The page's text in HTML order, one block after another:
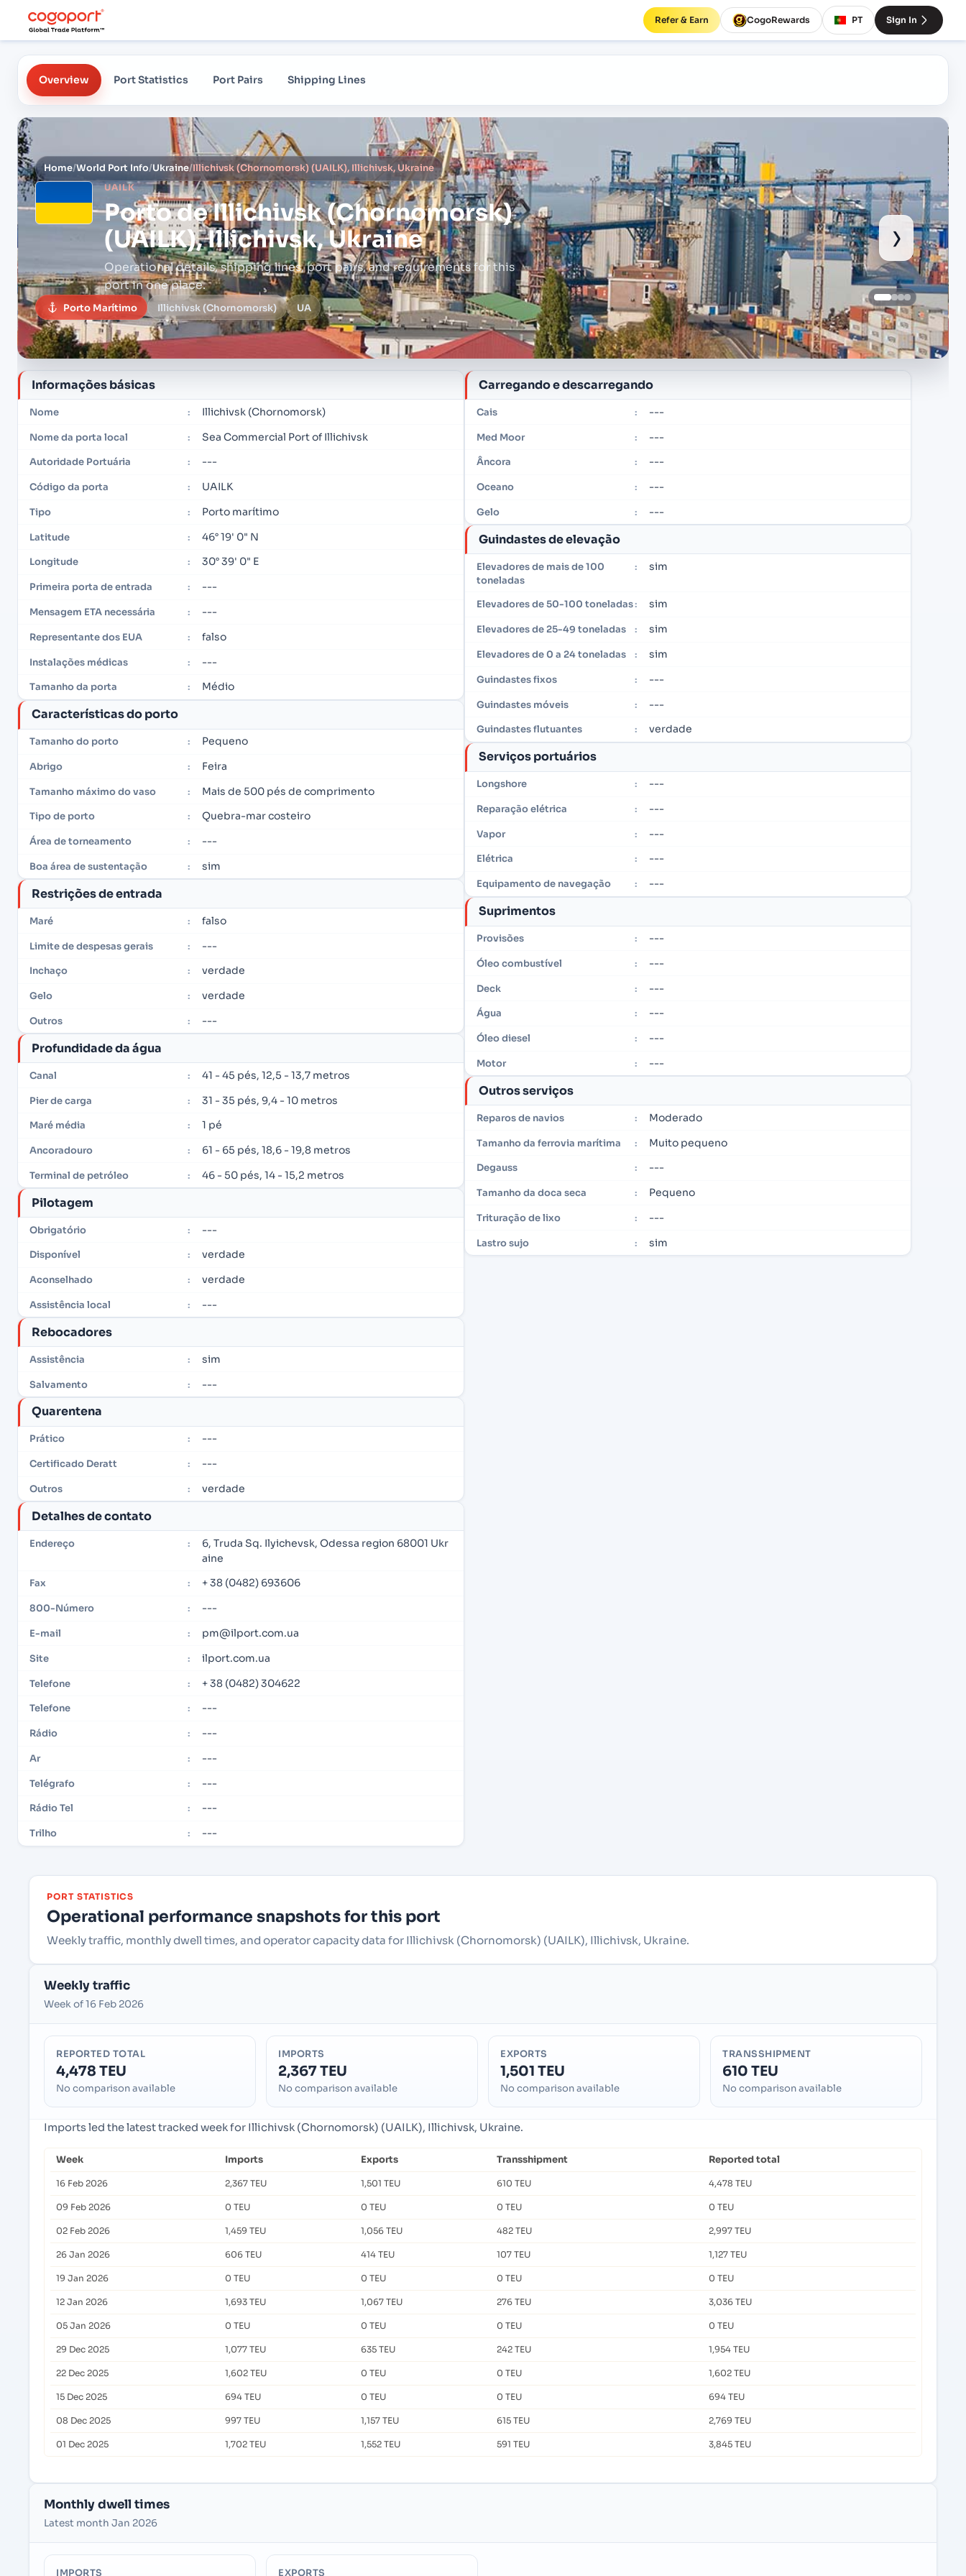
Refer & Earn CogoRewards PT Sign In
Overview Port Statistics Port Pairs Shipping Lines
Home/World Port Info/Ukraine/Illichivsk (Chornomorsk) (UAILK), Illichivsk, Ukraine
UAILK
Porto deIllichivsk (Chornomorsk)
(UAILK), Illichivsk, Ukraine
Operational details, shipping lines, port pairs, and requirements for this
port in one place.
Porto Marítimo Illichivsk (Chornomorsk) UA
›
Informações básicas
Nome : Illichivsk (Chornomorsk)
Nome da porta local : Sea Commercial Port of Illichivsk
Autoridade Portuária : ---
Código da porta : UAILK
Tipo : Porto marítimo
Latitude : 46° 19' 0" N
Longitude : 30° 39' 0" E
Primeira porta de entrada : ---
Mensagem ETA necessária : ---
Representante dos EUA : falso
Instalações médicas : ---
Tamanho da porta : Médio
Características do porto
Tamanho do porto : Pequeno
Abrigo : Feira
Tamanho máximo do vaso : Mais de 500 pés de comprimento
Tipo de porto : Quebra-mar costeiro
Área de torneamento : ---
Boa área de sustentação : sim
Restrições de entrada
Maré : falso
Limite de despesas gerais : ---
Inchaço : verdade
Gelo : verdade
Outros : ---
Profundidade da água
Canal : 41 - 45 pés, 12,5 - 13,7 metros
Pier de carga : 31 - 35 pés, 9,4 - 10 metros
Maré média : 1 pé
Ancoradouro : 61 - 65 pés, 18,6 - 19,8 metros
Terminal de petróleo : 46 - 50 pés, 14 - 15,2 metros
Pilotagem
Obrigatório : ---
Disponível : verdade
Aconselhado : verdade
Assistência local : ---
Rebocadores
Assistência : sim
Salvamento : ---
Quarentena
Prático : ---
Certificado Deratt : ---
Outros : verdade
Detalhes de contato
Endereço :
6, Truda Sq. Ilyichevsk, Odessa region 68001 Ukr
aine
Fax : + 38 (0482) 693606
800-Número : ---
E-mail : pm@ilport.com.ua
Site : ilport.com.ua
Telefone : + 38 (0482) 304622
Telefone : ---
Rádio : ---
Ar : ---
Telégrafo : ---
Rádio Tel : ---
Trilho : ---
Carregando e descarregando
Cais : ---
Med Moor : ---
Âncora : ---
Oceano : ---
Gelo : ---
Guindastes de elevação
Elevadores de mais de 100
toneladas
: sim
Elevadores de 50-100 toneladas: sim
Elevadores de 25-49 toneladas : sim
Elevadores de 0 a 24 toneladas : sim
Guindastes fixos : ---
Guindastes móveis : ---
Guindastes flutuantes : verdade
Serviços portuários
Longshore : ---
Reparação elétrica : ---
Vapor : ---
Elétrica : ---
Equipamento de navegação : ---
Suprimentos
Provisões : ---
Óleo combustível : ---
Deck : ---
Água : ---
Óleo diesel : ---
Motor : ---
Outros serviços
Reparos de navios : Moderado
Tamanho da ferrovia marítima : Muito pequeno
Degauss : ---
Tamanho da doca seca : Pequeno
Trituração de lixo : ---
Lastro sujo : sim
PORT STATISTICS
Operational performance snapshots for this port
Weekly traffic, monthly dwell times, and operator capacity data for Illichivsk (Chornomorsk) (UAILK), Illichivsk, Ukraine.
Weekly traffic
Week of 16 Feb 2026
REPORTED TOTAL
4,478 TEU
No comparison available
IMPORTS
2,367 TEU
No comparison available
EXPORTS
1,501 TEU
No comparison available
TRANSSHIPMENT
610 TEU
No comparison available
Imports led the latest tracked week for Illichivsk (Chornomorsk) (UAILK), Illichivsk, Ukraine.
Week Imports Exports Transshipment Reported total
16 Feb 2026 2,367 TEU 1,501 TEU 610 TEU 4,478 TEU
09 Feb 2026 0 TEU 0 TEU 0 TEU 0 TEU
02 Feb 2026 1,459 TEU 1,056 TEU 482 TEU 2,997 TEU
26 Jan 2026 606 TEU 414 TEU 107 TEU 1,127 TEU
19 Jan 2026 0 TEU 0 TEU 0 TEU 0 TEU
12 Jan 2026 1,693 TEU 1,067 TEU 276 TEU 3,036 TEU
05 Jan 2026 0 TEU 0 TEU 0 TEU 0 TEU
29 Dec 2025 1,077 TEU 635 TEU 242 TEU 1,954 TEU
22 Dec 2025 1,602 TEU 0 TEU 0 TEU 1,602 TEU
15 Dec 2025 694 TEU 0 TEU 0 TEU 694 TEU
08 Dec 2025 997 TEU 1,157 TEU 615 TEU 2,769 TEU
01 Dec 2025 1,702 TEU 1,552 TEU 591 TEU 3,845 TEU
Monthly dwell times
Latest month Jan 2026
IMPORTS EXPORTS